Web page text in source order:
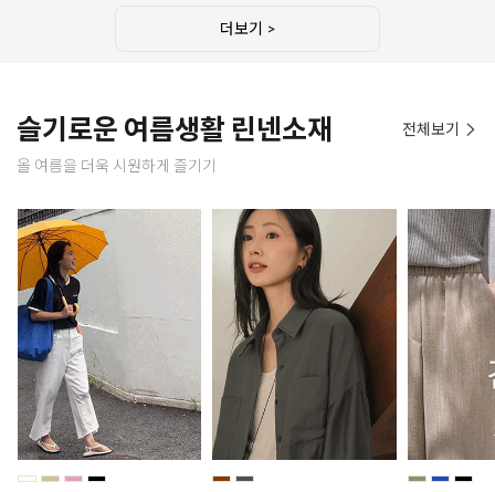
더보기 >
슬기로운 여름생활 린넨소재
올 여름을 더욱 시원하게 즐기기
전체보기